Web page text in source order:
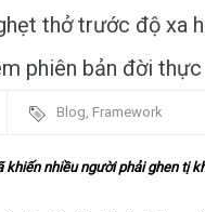
thở trước độ xa
phiên bản đời thực
Blog, Framework
khiến nhiều người phải ghen tị